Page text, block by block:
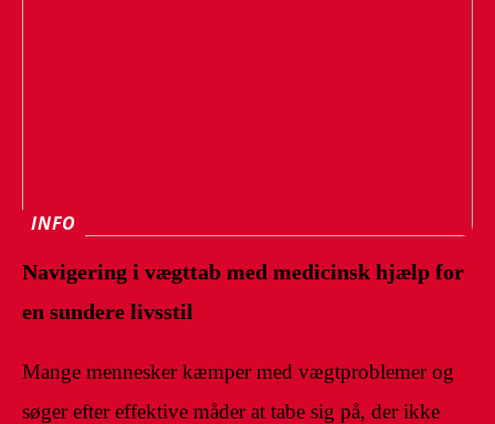
INFO
Navigering i vægttab med medicinsk hjælp for
en sundere livsstil
Mange mennesker kæmper med vægtproblemer og
søger efter effektive måder at tabe sig på, der ikke